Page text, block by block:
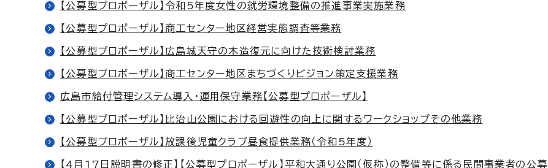
【公募型プロポーザル】令和5年度女性の就労環境整備の推進事業実施業務
【公募型プロポーザル】商工センター地区経営実態調査等業務
【公募型プロポーザル】広島城天守の木造復元に向けた技術検討業務
【公募型プロポーザル】商工センター地区まちづくりビジョン策定支援業務
広島市給付管理システム導入・運用保守業務【公募型プロポーザル】
【公募型プロポーザル】比治山公園における回遊性の向上に関するワークショップその他業務
【公募型プロポーザル】放課後児童クラブ昼食提供業務（令和5年度）
【4月17日説明書の修正】【公募型プロポーザル】平和大通り公園（仮称）の整備等に係る民間事業者の公募